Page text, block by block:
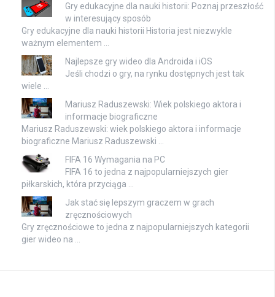
Gry edukacyjne dla nauki historii: Poznaj przeszłość
w interesujący sposób
Gry edukacyjne dla nauki historii Historia jest niezwykle
ważnym elementem …
Najlepsze gry wideo dla Androida i iOS
Jeśli chodzi o gry, na rynku dostępnych jest tak
wiele …
Mariusz Raduszewski: Wiek polskiego aktora i
informacje biograficzne
Mariusz Raduszewski: wiek polskiego aktora i informacje
biograficzne Mariusz Raduszewski …
FIFA 16 Wymagania na PC
FIFA 16 to jedna z najpopularniejszych gier
piłkarskich, która przyciąga …
Jak stać się lepszym graczem w grach
zręcznościowych
Gry zręcznościowe to jedna z najpopularniejszych kategorii
gier wideo na …